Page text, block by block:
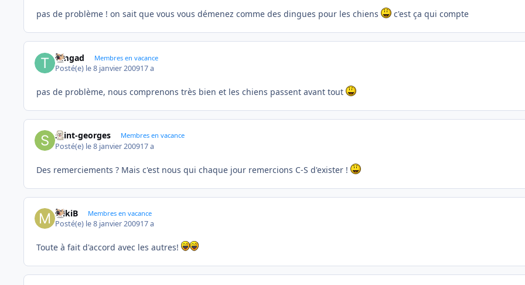
pas de problème ! on sait que vous vous démenez comme des dingues pour les chiens c'est ça qui compte
timgad Membres en vacance
Posté(e) le 8 janvier 200917 a
pas de problème, nous comprenons très bien et les chiens passent avant tout
saint-georges Membres en vacance
Posté(e) le 8 janvier 200917 a
Des remerciements ? Mais c'est nous qui chaque jour remercions C-S d'exister !
MikiB Membres en vacance
Posté(e) le 8 janvier 200917 a
Toute à fait d'accord avec les autres!